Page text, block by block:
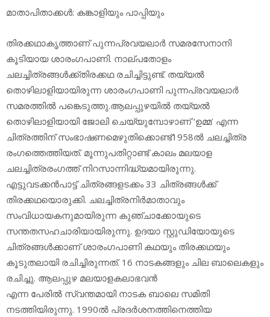
മാതാപിതാക്കള്‍: കങ്കാളിയും പാപ്പിയും
തിരക്കഥാകൃത്താണ് പുന്നപ്രവയലാര്‍ സമരസേനാനി
കൂടിയായ ശാരംഗപാണി. നാല്പതോളം
ചലച്ചിത്രങ്ങള്‍ക്ക്തിരക്കഥ രചിച്ചിട്ടുണ്ട്. തയ്യല്‍
തൊഴിലാളിയായിരുന്ന ശാരംഗപാണി പുന്നപ്രവയലാര്‍
സമരത്തില്‍ പങ്കെടുത്തു.ആലപ്പുഴയില്‍ തയ്യല്‍
തൊഴിലാളിയായി ജോലി ചെയ്യുമ്പോഴാണ് ‘ഉമ്മ’ എന്ന
ചിത്രത്തിന് സംഭാഷണമെഴുതിക്കൊണ്ട്1958ല്‍ ചലച്ചിത്ര
രംഗത്തെത്തിയത്. മൂന്നുപതിറ്റാണ്ട് കാലം മലയാള
ചലച്ചിത്രരംഗത്ത് നിറസാന്നിദ്ധ്യമായിരുന്നു.
എട്ടുവടക്കന്‍പാട്ട് ചിത്രങ്ങളടക്കം 33 ചിത്രങ്ങള്‍ക്ക്
തിരക്കഥയൊരുക്കി. ചലച്ചിത്രനിര്‍മാതാവും
സംവിധായകനുമായിരുന്ന കുഞ്ചാക്കോയുടെ
സന്തതസഹചാരിയായിരുന്നു. ഉദയാ സ്റ്റുഡിയോയുടെ
ചിത്രങ്ങള്‍ക്കാണ് ശാരംഗപാണി കഥയും തിരക്കഥയും
കൂടുതലായി രചിച്ചിരുന്നത്. 16 നാടകങ്ങളും ചില ബാലെകളും
രചിച്ചു. ആലപ്പുഴ മലയാളകലാഭവന്‍
എന്ന പേരില്‍ സ്വന്തമായി നാടക ബാലെ സമിതി
നടത്തിയിരുന്നു. 1990ല്‍ പ്രദര്‍ശനത്തിനെത്തിയ